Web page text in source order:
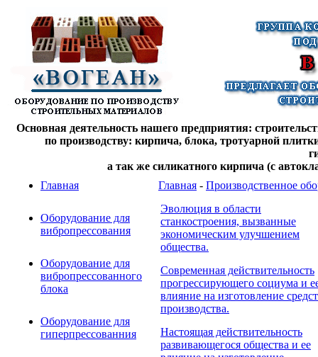
Основная деятельность нашего предприятия:
по производству: кирпича, блока, тротуарной
а так же силикатного кирпича (с
Главная
Оборудование для
вибропрессования
Оборудование для
вибропрессованного
блока
Оборудование для
гиперпрессованния
Главная - Производственное
Эволюция в области
станкостроения, вызванные
экономическим улучшением
общества.
Современная действительность
прогрессирующего социума и
влияние на изготовление
производства.
Настоящая действительность
развивающегося общества и ее